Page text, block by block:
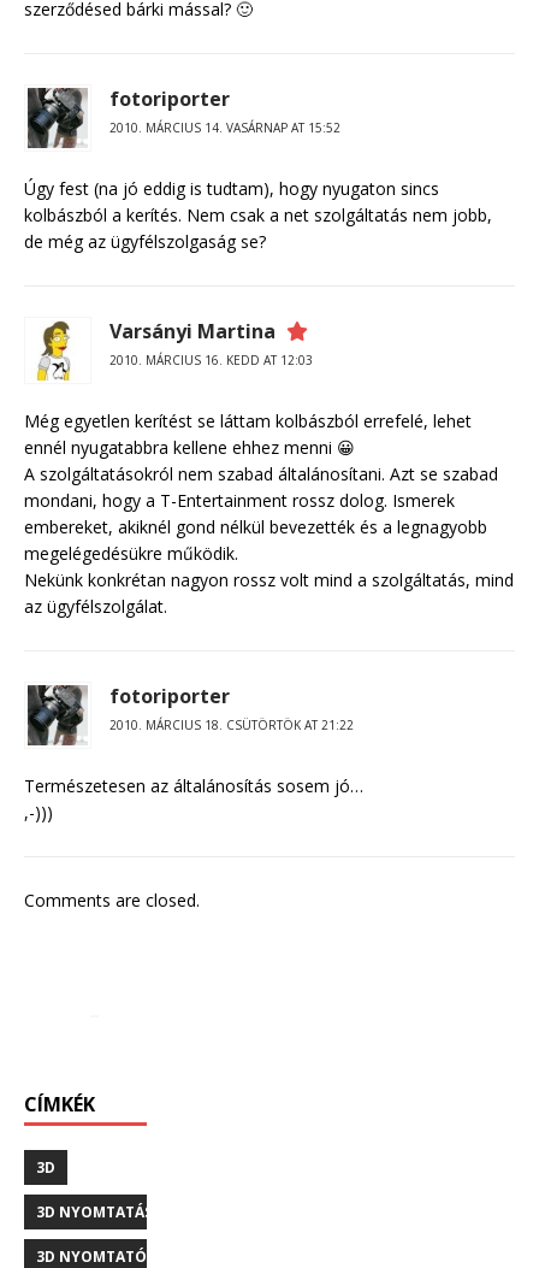
szerződésed bárki mással? 🙂
fotoriporter
2010. MÁRCIUS 14. VASÁRNAP AT 15:52
Úgy fest (na jó eddig is tudtam), hogy nyugaton sincs
kolbászból a kerítés. Nem csak a net szolgáltatás nem jobb,
de még az ügyfélszolgaság se?
Varsányi Martina
2010. MÁRCIUS 16. KEDD AT 12:03
Még egyetlen kerítést se láttam kolbászból errefelé, lehet
ennél nyugatabbra kellene ehhez menni 😀
A szolgáltatásokról nem szabad általánosítani. Azt se szabad
mondani, hogy a T-Entertainment rossz dolog. Ismerek
embereket, akiknél gond nélkül bevezették és a legnagyobb
megelégedésükre működik.
Nekünk konkrétan nagyon rossz volt mind a szolgáltatás, mind
az ügyfélszolgálat.
fotoriporter
2010. MÁRCIUS 18. CSÜTÖRTÖK AT 21:22
Természetesen az általánosítás sosem jó…
,-)))
Comments are closed.
CÍMKÉK
3D
3D NYOMTATÁS
3D NYOMTATÓ